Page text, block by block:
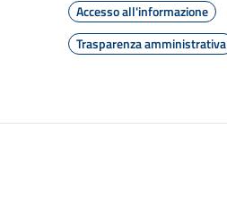
Accesso all'informazione
Trasparenza amministrativa